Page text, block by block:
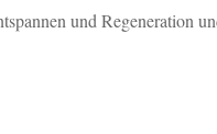
und Regeneration